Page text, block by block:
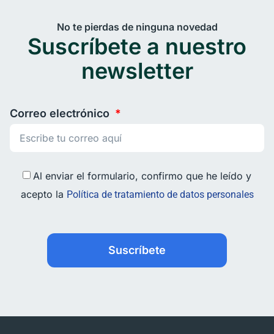
No te pierdas de ninguna novedad
Suscríbete a nuestro
newsletter
Correo electrónico
Al enviar el formulario, confirmo que he leído y
acepto la Política de tratamiento de datos personales
Suscríbete